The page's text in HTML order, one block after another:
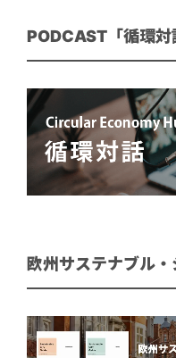
PODCAST「循環対
欧州サステナブル